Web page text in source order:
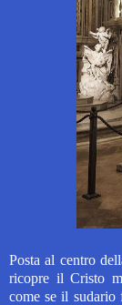
Posta al centro
ricopre il Cristo
come se il sudario